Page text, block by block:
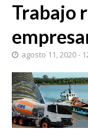
Trabajo
agosto 11, 2020 -